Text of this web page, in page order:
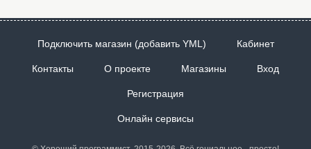
Подключить магазин (добавить YML) Кабинет
Контакты О проекте Магазины Вход
Регистрация
Онлайн сервисы